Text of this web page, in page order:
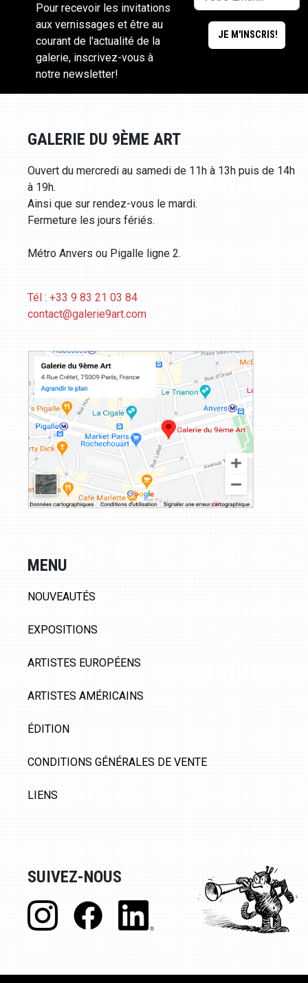
Pour recevoir les invitations
aux vernissages et être au
courant de l'actualité de la
galerie, inscrivez-vous à
notre newsletter!
GALERIE DU 9ÈME ART
Ouvert du mercredi au samedi de 11h à 13h puis de 14h
à 19h.
Ainsi que sur rendez-vous le mardi.
Fermeture les jours fériés.
Métro Anvers ou Pigalle ligne 2.
Tél : +33 9 83 21 03 84
contact@galerie9art.com
MENU
NOUVEAUTÉS
EXPOSITIONS
ARTISTES EUROPÉENS
ARTISTES AMÉRICAINS
ÉDITION
CONDITIONS GÉNÉRALES DE VENTE
LIENS
SUIVEZ-NOUS